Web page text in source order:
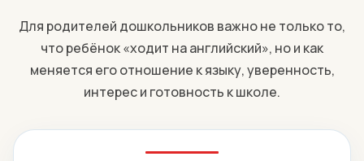
Для родителей дошкольников важно не только то,
что ребёнок «ходит на английский», но и как
меняется его отношение к языку, уверенность,
интерес и готовность к школе.